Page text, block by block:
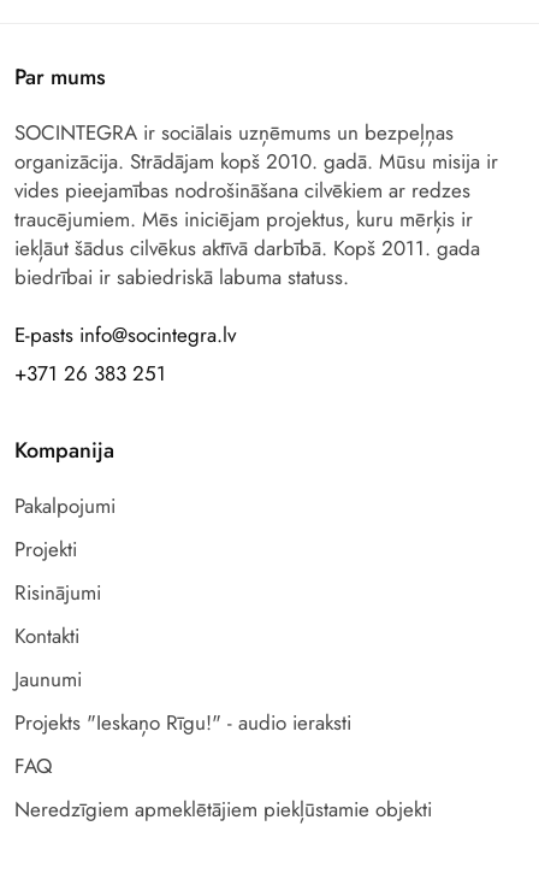
Par mums
SOCINTEGRA ir sociālais uzņēmums un bezpeļņas
organizācija. Strādājam kopš 2010. gadā. Mūsu misija ir
vides pieejamības nodrošināšana cilvēkiem ar redzes
traucējumiem. Mēs iniciējam projektus, kuru mērķis ir
iekļāut šādus cilvēkus aktīvā darbībā. Kopš 2011. gada
biedrībai ir sabiedriskā labuma statuss.
E-pasts info@socintegra.lv
+371 26 383 251
Kompanija
Pakalpojumi
Projekti
Risinājumi
Kontakti
Jaunumi
Projekts "Ieskaņo Rīgu!" - audio ieraksti
FAQ
Neredzīgiem apmeklētājiem piekļūstamie objekti